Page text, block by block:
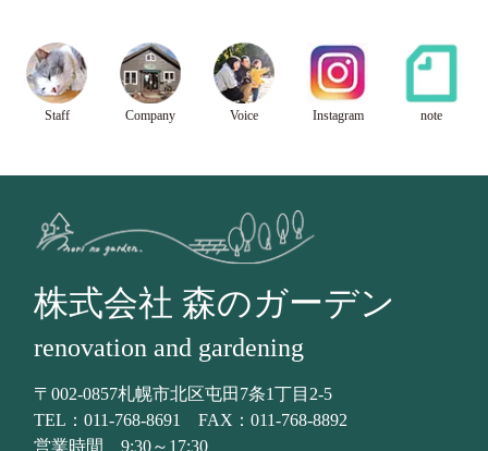
Staff Company Voice Instagram note
株式会社 森のガーデン
renovation and gardening
〒002-0857札幌市北区屯田7条1丁目2-5
TEL： 011-768-8691 FAX： 011-768-8892
営業時間 9:30～17:30